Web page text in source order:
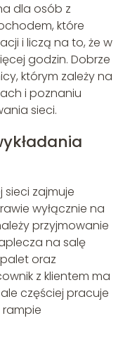
dla osób z
które
i liczą na to, że w
godzin. Dobrze
którym zależy na
i poznaniu
sieci.
zajmuje
wyłącznie na
przyjmowanie
na salę
oraz
z klientem ma
częściej pracuje